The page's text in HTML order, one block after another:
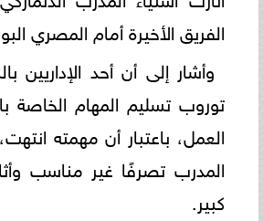
الفريق الأخيرة أمام المصري
وأشار إلى أن أحد
توروب تسليم المهام الخاصة
العمل، باعتبار أن مهمته
المدرب تصرفًا غير مناسب
كبير.